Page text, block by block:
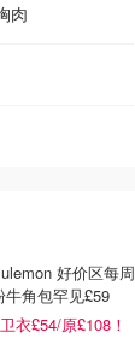
肉
好价区每周
角包罕见£59
衣£54/原£108！